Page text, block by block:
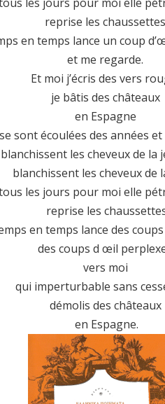
reprise les chaussettes
en temps lance un coup
et me regarde.
Et moi j’écris des vers
je bâtis des châteaux
en Espagne
sont écoulées des années et
blanchissent les cheveux de la
blanchissent les cheveux de
les jours pour moi elle
reprise les
en temps lance des
des coups d œil
vers moi
qui imperturbable sans
démolis des châteaux
en Espagne.